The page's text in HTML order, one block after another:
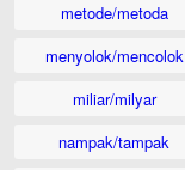
metode/metoda
menyolok/mencolok
miliar/milyar
nampak/tampak